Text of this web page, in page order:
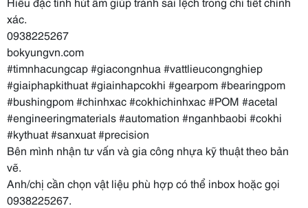
xác.
0938225267
bokyungvn.com
#timnhacungcap #giacongnhua #vattlieucongnghiep
#giaiphapkithuat #giainhapcokhi #gearpom #bearingpom
#bushingpom #chinhxac #cokhichinhxac #POM #acetal
#engineeringmaterials #automation #nganhbaobi #cokhi
#kythuat #sanxuat #precision
Bên mình nhận tư vấn và gia công nhựa kỹ thuật theo bản
vẽ.
Anh/chị cần chọn vật liệu phù hợp có thể inbox hoặc gọi
0938225267.